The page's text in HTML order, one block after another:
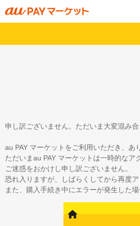
申し訳ございません。ただいま大変混み合
au PAY マーケットをご利用いただき、あ
ただいまau PAY マーケットは一時的なア
ご迷惑をおかけし申し訳ございません。
恐れ入りますが、しばらくしてから再度
また、購入手続き中にエラーが発生した